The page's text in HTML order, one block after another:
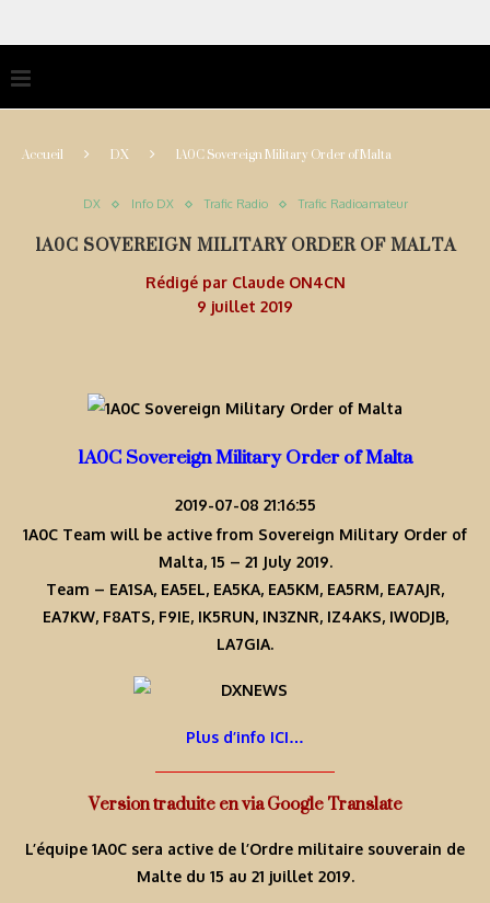
Accueil DX 1A0C Sovereign Military Order of Malta
DX Info DX Trafic Radio Trafic Radioamateur
1A0C SOVEREIGN MILITARY ORDER OF MALTA
Rédigé par Claude ON4CN
9 juillet 2019
1A0C Sovereign Military Order of Malta
2019-07-08 21:16:55
1A0C Team will be active from Sovereign Military Order of
Malta, 15 – 21 July 2019.
Team – EA1SA, EA5EL, EA5KA, EA5KM, EA5RM, EA7AJR,
EA7KW, F8ATS, F9IE, IK5RUN, IN3ZNR, IZ4AKS, IW0DJB,
LA7GIA.
Plus d’info ICI…
Version traduite en via Google Translate
L’équipe 1A0C sera active de l’Ordre militaire souverain de
Malte du 15 au 21 juillet 2019.